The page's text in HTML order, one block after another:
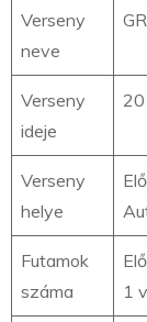
Verseny
neve
Verseny
ideje
Verseny
helye
Futamok
száma
1